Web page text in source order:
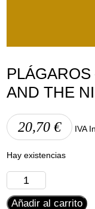
PLÁGAROS
AND THE
20,70€ IVA
Hay existencias
Plágaros
-
AAñadir al carrito